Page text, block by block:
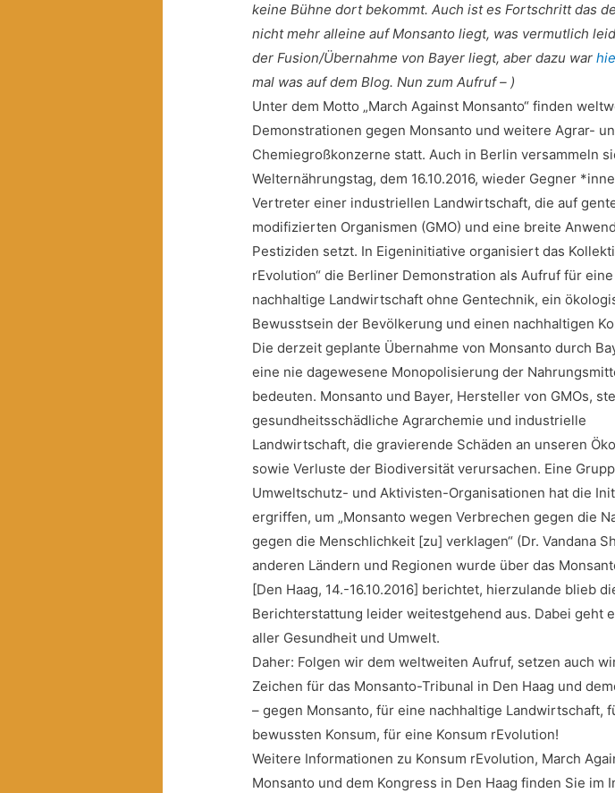
keine Bühne dort bekommt. Auch ist es Fortschritt das
nicht mehr alleine auf Monsanto liegt, was vermutlich
der Fusion/Übernahme von Bayer liegt, aber dazu war
mal was auf dem Blog. Nun zum Aufruf – )
Unter dem Motto „March Against Monsanto“ finden
Demonstrationen gegen Monsanto und weitere Agrar-
Chemiegroßkonzerne statt. Auch in Berlin versammeln
Welternährungstag, dem 16.10.2016, wieder Gegner
Vertreter einer industriellen Landwirtschaft, die auf
modifizierten Organismen (GMO) und eine breite
Pestiziden setzt. In Eigeninitiative organisiert das
rEvolution“ die Berliner Demonstration als Aufruf für eine
nachhaltige Landwirtschaft ohne Gentechnik, ein
Bewusstsein der Bevölkerung und einen nachhaltigen
Die derzeit geplante Übernahme von Monsanto durch
eine nie dagewesene Monopolisierung der
bedeuten. Monsanto und Bayer, Hersteller von GMOs,
gesundheitsschädliche Agrarchemie und industrielle
Landwirtschaft, die gravierende Schäden an unseren
sowie Verluste der Biodiversität verursachen. Eine
Umweltschutz- und Aktivisten-Organisationen hat die
ergriffen, um „Monsanto wegen Verbrechen gegen die
gegen die Menschlichkeit [zu] verklagen“ (Dr. Vandana
anderen Ländern und Regionen wurde über das
[Den Haag, 14.-16.10.2016] berichtet, hierzulande blieb
Berichterstattung leider weitestgehend aus. Dabei geht
aller Gesundheit und Umwelt.
Daher: Folgen wir dem weltweiten Aufruf, setzen auch
Zeichen für das Monsanto-Tribunal in Den Haag und
– gegen Monsanto, für eine nachhaltige Landwirtschaft,
bewussten Konsum, für eine Konsum rEvolution!
Weitere Informationen zu Konsum rEvolution, March
Monsanto und dem Kongress in Den Haag finden Sie im